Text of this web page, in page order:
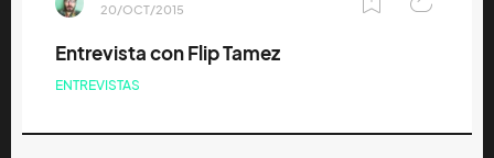
20/OCT/2015
Entrevista con Flip Tamez
ENTREVISTAS